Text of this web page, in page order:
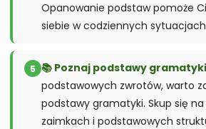
Opanowanie podstaw pomoże
siebie w codziennych
5 📚 Poznaj podstawy
podstawowych zwrotów, warto
podstawy gramatyki. Skup się
zaimkach i podstawowych